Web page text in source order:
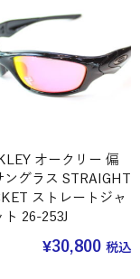
オークリー 偏
ングラス STRAIGHT
ストレートジャ
ト 26-253J
¥30,800 税込